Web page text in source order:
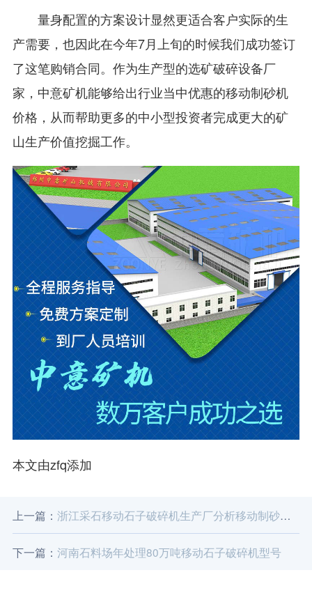
量身配置的方案设计显然更适合客户实际的生
产需要，也因此在今年7月上旬的时候我们成功签订
了这笔购销合同。作为生产型的选矿破碎设备厂
家，中意矿机能够给出行业当中优惠的移动制砂机
价格，从而帮助更多的中小型投资者完成更大的矿
山生产价值挖掘工作。
本文由zfq添加
上一篇： 浙江采石移动石子破碎机生产厂分析移动制砂机产量低是什么原因
下一篇： 河南石料场年处理80万吨移动石子破碎机型号